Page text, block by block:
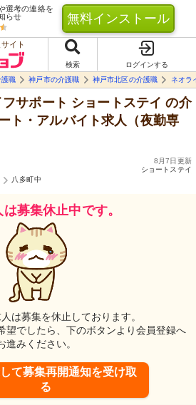
選考の連絡を
らせ
無料インストール
イト
検索
ログインする
護職 神戸市の介護職 神戸市北区の介護職 ネオラ
フサポート ショートステイ の介
ト・アルバイト求人（夜勤専
8月7日更新
ショートステイ
八多町中
募集休止中です。
は募集を休止しております。
望でしたら、下のボタンより会員登録へ
進みください。
て募集再開通知を受け取
る